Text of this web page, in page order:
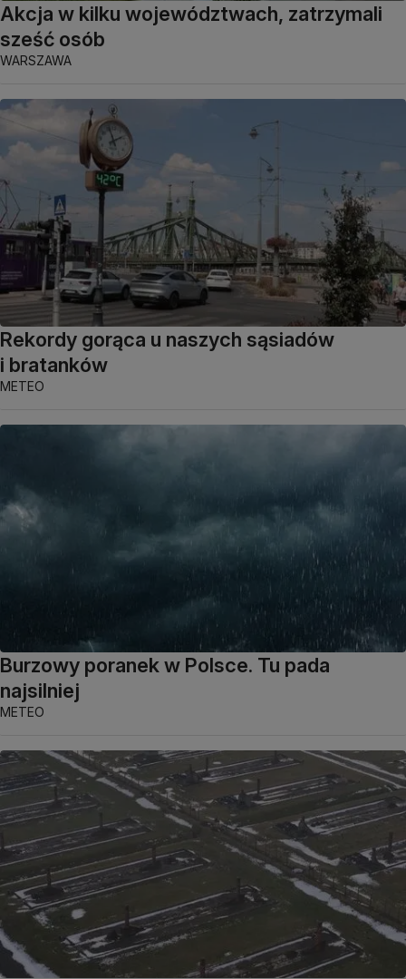
Akcja w kilku województwach, zatrzymali
sześć osób
WARSZAWA
Rekordy gorąca u naszych sąsiadów
i bratanków
METEO
Burzowy poranek w Polsce. Tu pada
najsilniej
METEO